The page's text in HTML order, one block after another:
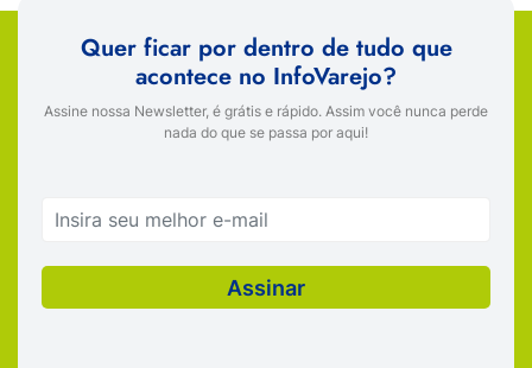
Quer ficar por dentro de tudo que
acontece no InfoVarejo?
Assine nossa Newsletter, é grátis e rápido. Assim você nunca perde
nada do que se passa por aqui!